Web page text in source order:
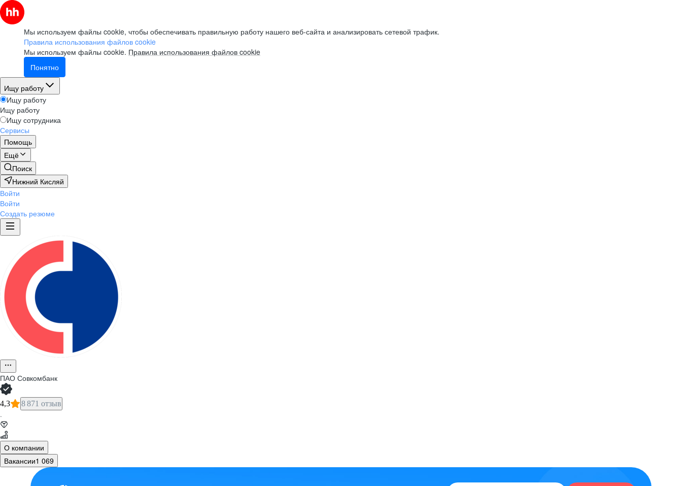
Мы используем файлы cookie, чтобы обеспечивать правильную работу нашего веб-сайта и анализировать сетевой трафик.
Правила использования файлов cookie
Мы используем файлы cookie. Правила использования файлов cookie
Понятно
Ищу работу
Ищу работу
Ищу работу
Ищу сотрудника
Сервисы
Помощь
Ещё
Поиск
Нижний Кисляй
Войти
Войти
Создать резюме
ПАО Совкомбанк
4,3 8 871 отзыв
·
О компании
Вакансии1 069